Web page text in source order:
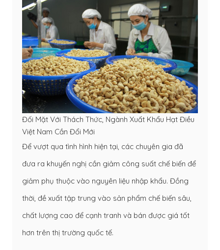
Đối Mặt Với Thách Thức, Ngành Xuất Khẩu Hạt Điều
Việt Nam Cần Đổi Mới
Để vượt qua tình hình hiện tại, các chuyên gia đã
đưa ra khuyến nghị cần giảm công suất chế biến để
giảm phụ thuộc vào nguyên liệu nhập khẩu. Đồng
thời, đề xuất tập trung vào sản phẩm chế biến sâu,
chất lượng cao để cạnh tranh và bán được giá tốt
hơn trên thị trường quốc tế.